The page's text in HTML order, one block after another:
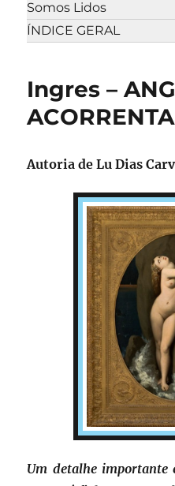
Somos Lidos
ÍNDICE GERAL
Ingres –
Autoria deLu Dias
Um detalhe importante